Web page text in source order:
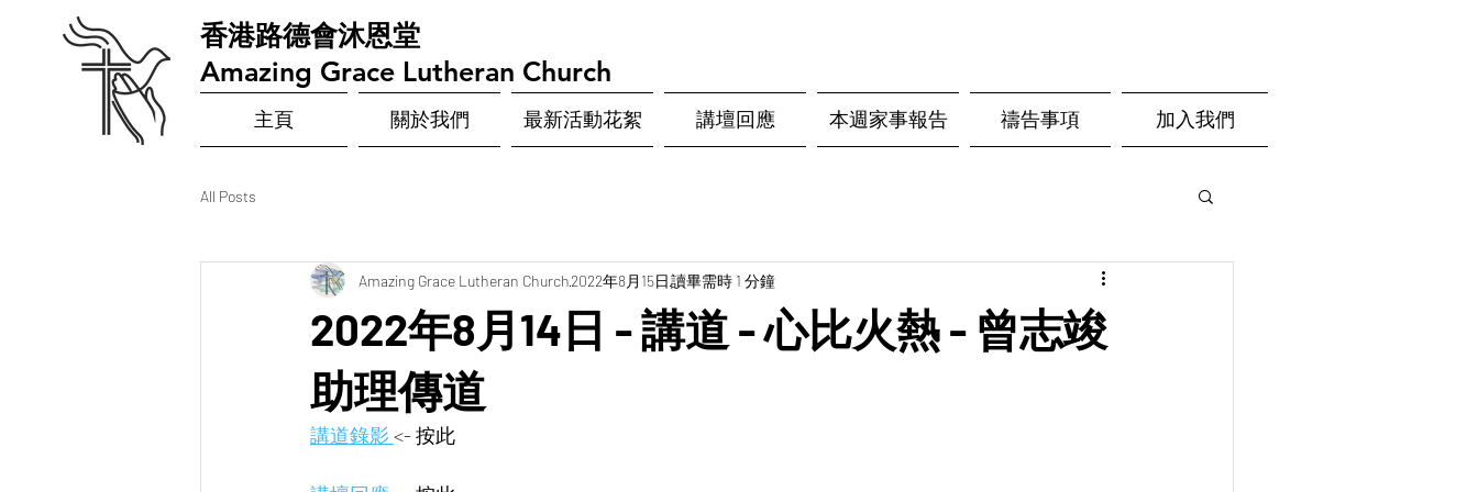
​香港路德會沐恩堂
Amazing Grace Lutheran Church
主頁 關於我們 最新活動花絮 講壇回應 本週家事報告 禱告事項 加入我們
All Posts
2022年8月14日 - 講道 - 心比火熱 - 曾志竣
助理傳道
Amazing Grace Lutheran Church2022年8月15日讀畢需時 1 分鐘
講道錄影 <- 按此